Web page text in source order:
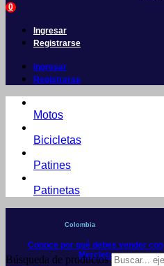
0
Ingresar
Registrarse
Ingresar
Registrarse
Motos
Bicicletas
Patines
Patinetas
Colombia
Conoce por qué debes vender con
Mercleta
Búsqueda de productos